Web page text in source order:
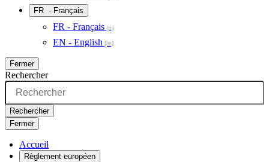
FR - Français
FR - Français
EN - English
Fermer
Rechercher
Rechercher
Fermer
Accueil
Règlement européen